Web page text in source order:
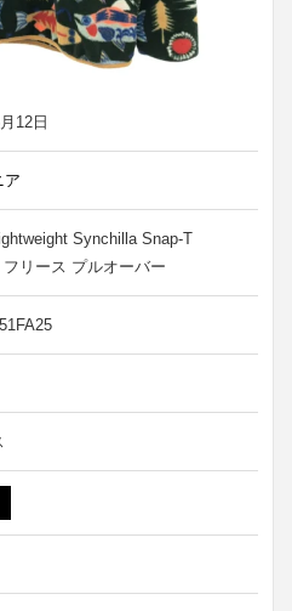
12日
ア
Synchilla Snap-T
フリース プルオーバー